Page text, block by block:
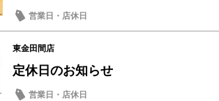
営業日・店休日
東金田間店
定休日のお知らせ
営業日・店休日